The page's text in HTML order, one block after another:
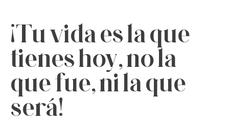
¡Tu vida es la que
tienes hoy, no la
que fue, ni la que
será!